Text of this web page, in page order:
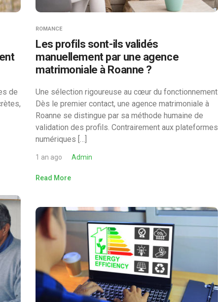
de
ROMANCE
Les profils sont-ils validés
manuellement par une agence
matrimoniale à Roanne ?
Une sélection rigoureuse au cœur du fonctionnement
Dès le premier contact, une agence matrimoniale à
Roanne se distingue par sa méthode humaine de
validation des profils. Contrairement aux plateformes
numériques […]
1 an ago Admin
Read More